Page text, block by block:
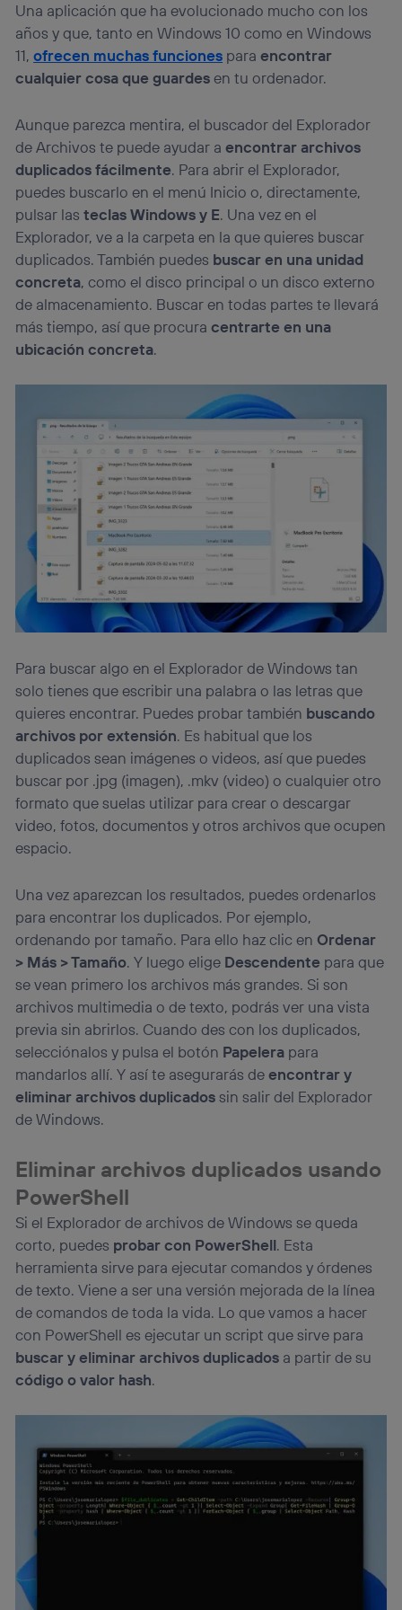
Una aplicación que ha evolucionado mucho con los
años y que, tanto en Windows 10 como en Windows
11,ofrecen muchas funciones paraencontrar
cualquier cosa que guardesen tu ordenador.
Aunque parezca mentira, el buscador del Explorador
de Archivos te puede ayudar aencontrar archivos
duplicados fácilmente. Para abrir el Explorador,
puedes buscarlo en el menú Inicio o, directamente,
pulsar lasteclas Windows y E. Una vez en el
Explorador, ve a la carpeta en la que quieres buscar
duplicados. También puedes buscar en una unidad
concreta, como el disco principal o un disco externo
de almacenamiento. Buscar en todas partes te llevará
más tiempo, así que procuracentrarte en una
ubicación concreta.
Para buscar algo en el Explorador de Windows tan
solo tienes que escribir una palabra o las letras que
quieres encontrar. Puedes probar también buscando
archivos por extensión. Es habitual que los
duplicados sean imágenes o videos, así que puedes
buscar por .jpg (imagen), .mkv (video) o cualquier otro
formato que suelas utilizar para crear o descargar
video, fotos, documentos y otros archivos que ocupen
espacio.
Una vez aparezcan los resultados, puedes ordenarlos
para encontrar los duplicados. Por ejemplo,
ordenando por tamaño. Para ello haz clic en Ordenar
> Más > Tamaño. Y luego elige Descendente para que
se vean primero los archivos más grandes. Si son
archivos multimedia o de texto, podrás ver una vista
previa sin abrirlos. Cuando des con los duplicados,
selecciónalos y pulsa el botón Papelera para
mandarlos allí. Y así te asegurarás deencontrar y
eliminar archivos duplicadossin salir del Explorador
de Windows.
Eliminar archivos duplicados usando
PowerShell
Si el Explorador de archivos de Windows se queda
corto, puedes probar con PowerShell. Esta
herramienta sirve para ejecutar comandos y órdenes
de texto. Viene a ser una versión mejorada de la línea
de comandos de toda la vida. Lo que vamos a hacer
con PowerShell es ejecutar un script que sirve para
buscar y eliminar archivos duplicados a partir de su
código o valor hash.
Si utilizasdatos móviles, el marketing será más
personalizado, ya que se basará únicamente en la
navegación del usuario del móvil.
Puedes gestionar los consentimientos Utiq seleccionando
(“consenthub”). Para más información, consulta
la política de privacidad de Utiq.